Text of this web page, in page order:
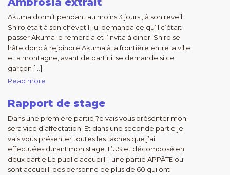
Akuma dormit pendant au moins 3 jours , à son reveil
Shiro était à son chevet Il lui demanda ce qu’il c’était
passer Akuma le remercia et l’invita à diner. Shiro se
hâte donc à rejoindre Akuma à la frontière entre la ville
et a montagne, avant de partir il se demande si ce
garçon […]
Read more
Rapport de stage
Dans une première partie ?e vais vous présenter mon
sera vice d’affectation. Et dans une seconde partie je
vais vous présenter toutes les taches que j’ai
effectuées durant mon stage. L’US et décomposé en
deux partie Le public accueilli : une partie APPÂTE ou
sont accueilli des personne de plus de 60 qui ont